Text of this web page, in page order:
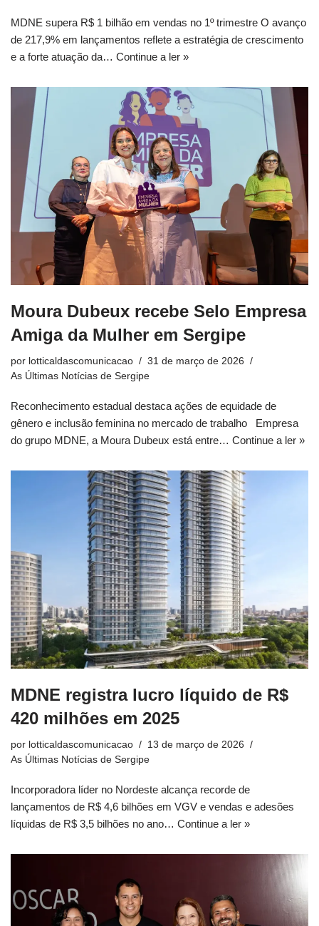
MDNE supera R$ 1 bilhão em vendas no 1º trimestre O avanço
de 217,9% em lançamentos reflete a estratégia de crescimento
e a forte atuação da… Continue a ler »
Moura Dubeux recebe Selo Empresa
Amiga da Mulher em Sergipe
por lotticaldascomunicacao
31 de março de 2026
As Últimas Notícias de Sergipe
Reconhecimento estadual destaca ações de equidade de
gênero e inclusão feminina no mercado de trabalho Empresa
do grupo MDNE, a Moura Dubeux está entre… Continue a ler »
MDNE registra lucro líquido de R$
420 milhões em 2025
por lotticaldascomunicacao
13 de março de 2026
As Últimas Notícias de Sergipe
Incorporadora líder no Nordeste alcança recorde de
lançamentos de R$ 4,6 bilhões em VGV e vendas e adesões
líquidas de R$ 3,5 bilhões no ano… Continue a ler »